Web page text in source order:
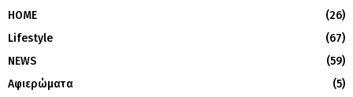
HOME
(26)
Lifestyle
(67)
NEWS
(59)
Αφιερώματα
(5)